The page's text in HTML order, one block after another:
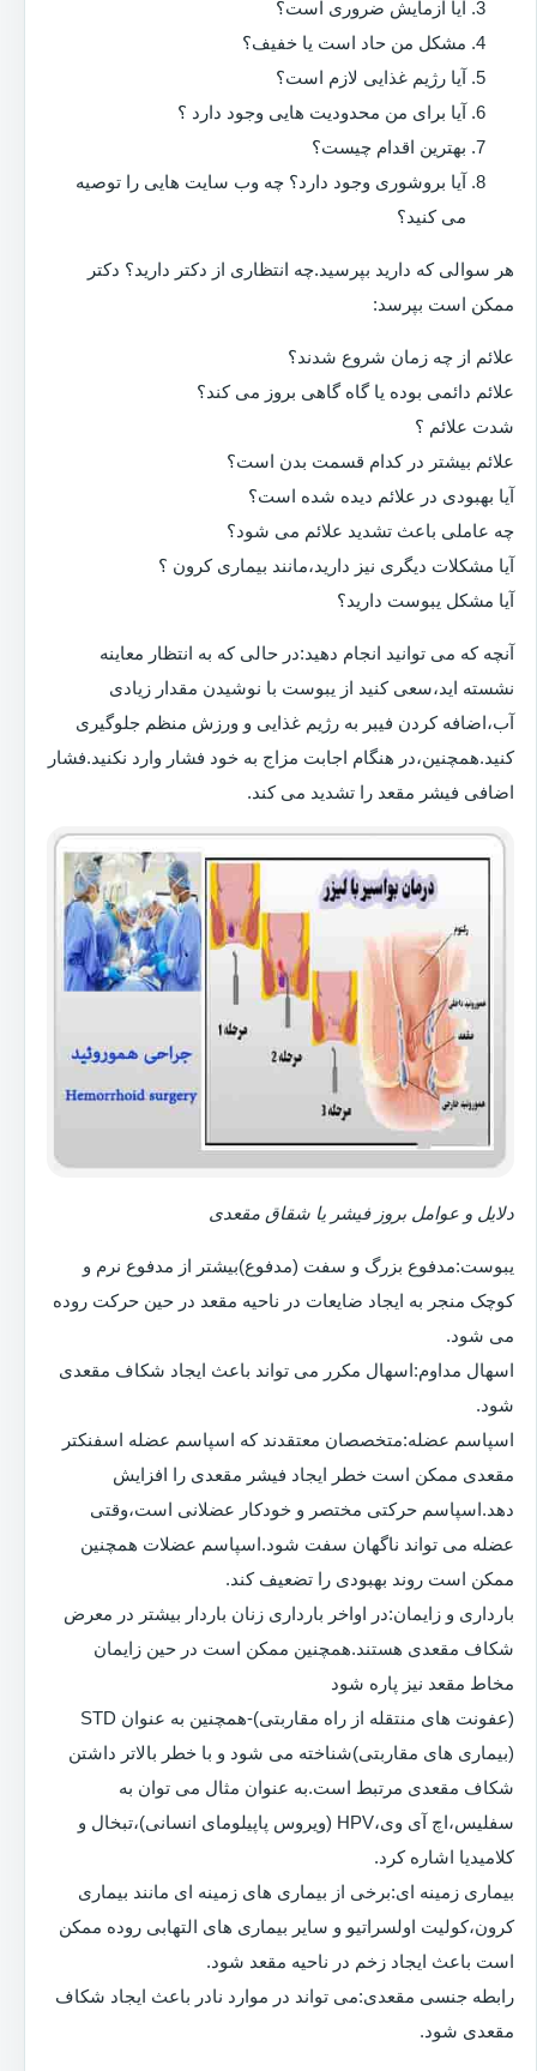
آیا آزمایش ضروری است؟
مشکل من حاد است یا خفیف؟
آیا رژیم غذایی لازم است؟
آیا برای من محدودیت هایی وجود دارد ؟
بهترین اقدام چیست؟
آیا بروشوری وجود دارد؟ چه وب سایت هایی را توصیه
می کنید؟
هر سوالی که دارید بپرسید.چه انتظاری از دکتر دارید؟ دکتر
ممکن است بپرسد:
علائم از چه زمان شروع شدند؟
علائم دائمی بوده یا گاه گاهی بروز می کند؟
شدت علائم ؟
علائم بیشتر در کدام قسمت بدن است؟
آیا بهبودی در علائم دیده شده است؟
چه عاملی باعث تشدید علائم می شود؟
آیا مشکلات دیگری نیز دارید،مانند بیماری کرون ؟
آیا مشکل یبوست دارید؟
آنچه که می توانید انجام دهید:در حالی که به انتظار معاینه
نشسته اید،سعی کنید از یبوست با نوشیدن مقدار زیادی
آب،اضافه کردن فیبر به رژیم غذایی و ورزش منظم جلوگیری
کنید.همچنین،در هنگام اجابت مزاج به خود فشار وارد نکنید.فشار
اضافی فیشر مقعد را تشدید می کند.
دلایل و عوامل بروز فیشر یا شقاق مقعدی
یبوست:مدفوع بزرگ و سفت (مدفوع)بیشتر از مدفوع نرم و
کوچک منجر به ایجاد ضایعات در ناحیه مقعد در حین حرکت روده
می شود.
اسهال مداوم:اسهال مکرر می تواند باعث ایجاد شکاف مقعدی
شود.
اسپاسم عضله:متخصصان معتقدند که اسپاسم عضله اسفنکتر
مقعدی ممکن است خطر ایجاد فیشر مقعدی را افزایش
دهد.اسپاسم حرکتی مختصر و خودکار عضلانی است،وقتی
عضله می تواند ناگهان سفت شود.اسپاسم عضلات همچنین
ممکن است روند بهبودی را تضعیف کند.
بارداری و زایمان:در اواخر بارداری زنان باردار بیشتر در معرض
شکاف مقعدی هستند.همچنین ممکن است در حین زایمان
مخاط مقعد نیز پاره شود
(عفونت های منتقله از راه مقاربتی)-همچنین به عنوان STD
(بیماری های مقاربتی)شناخته می شود و با خطر بالاتر داشتن
شکاف مقعدی مرتبط است.به عنوان مثال می توان به
سفلیس،اچ آی وی،HPV (ویروس پاپیلومای انسانی)،تبخال و
کلامیدیا اشاره کرد.
بیماری زمینه ای:برخی از بیماری های زمینه ای مانند بیماری
کرون،کولیت اولسراتیو و سایر بیماری های التهابی روده ممکن
است باعث ایجاد زخم در ناحیه مقعد شود.
رابطه جنسی مقعدی:می تواند در موارد نادر باعث ایجاد شکاف
مقعدی شود.